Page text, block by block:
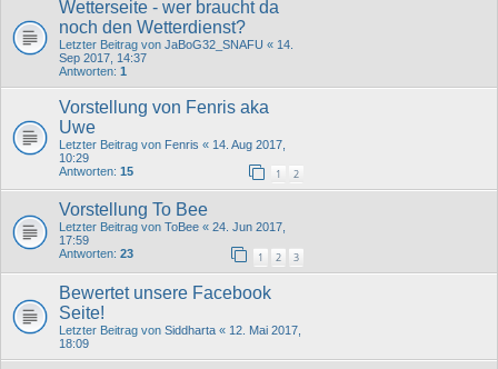
Wetterseite - wer braucht da
noch den Wetterdienst?
Letzter Beitrag von JaBoG32_SNAFU « 14.
Sep 2017, 14:37
Antworten: 1
Vorstellung von Fenris aka
Uwe
Letzter Beitrag von Fenris « 14. Aug 2017,
10:29
Antworten: 15 1 2
Vorstellung To Bee
Letzter Beitrag von ToBee « 24. Jun 2017,
17:59
Antworten: 23 1 2 3
Bewertet unsere Facebook
Seite!
Letzter Beitrag von Siddharta « 12. Mai 2017,
18:09